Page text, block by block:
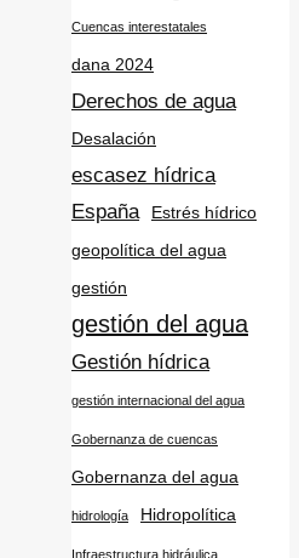
Cuencas interestatales
dana 2024
Derechos de agua
Desalación
escasez hídrica
España
Estrés hídrico
geopolítica del agua
gestión
gestión del agua
Gestión hídrica
gestión internacional del agua
Gobernanza de cuencas
Gobernanza del agua
hidrología Hidropolítica
Infraestructura hidráulica